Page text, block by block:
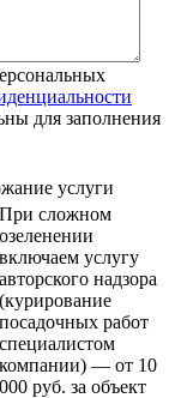
для заполнения
услуги
При сложном
озеленении
включаем услугу
авторского надзора
(курирование
посадочных работ
специалистом
компании) — от 10
000 руб. за объект